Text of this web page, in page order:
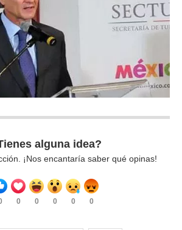
alguna idea?
¡Nos encantaría saber qué opinas!
0 0 0 0 0